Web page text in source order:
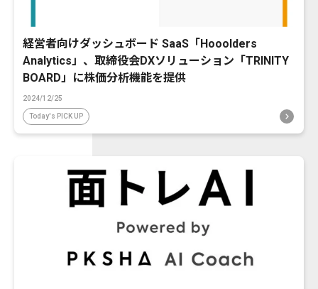
経営者向けダッシュボード SaaS「Hooolders
Analytics」、取締役会DXソリューション「TRINITY
BOARD」に株価分析機能を提供
2024/12/25
Today's PICK UP